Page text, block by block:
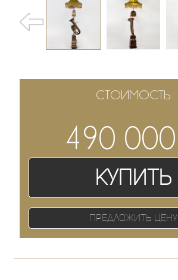
СТОИМОСТЬ
490 000
Купить
Предложить цену